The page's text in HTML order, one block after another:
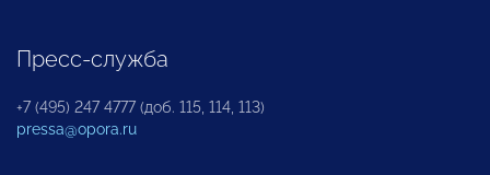
Пресс-служба
+7 (495) 247 4777 (доб. 115, 114, 113)
pressa@opora.ru